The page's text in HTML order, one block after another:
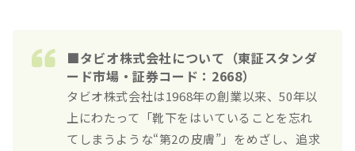
■タビオ株式会社について（東証スタンダ
ード市場・証券コード：2668）
タビオ株式会社は1968年の創業以来、50年以
上にわたって「靴下をはいていることを忘れ
てしまうような“第2の皮膚”」をめざし、追求